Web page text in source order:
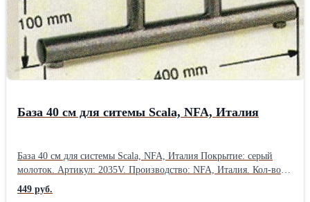
База 40 см для ситемы Scala, NFA, Италия
База 40 см для системы Scala, NFA, Италия Покрытие: серый
молоток. Артикул: 2035V. Производство: NFA, Италия. Кол-во:
30 шт. Товар есть в наличии в Новосибирске.Производитель:
NFA, Италия
449 руб.